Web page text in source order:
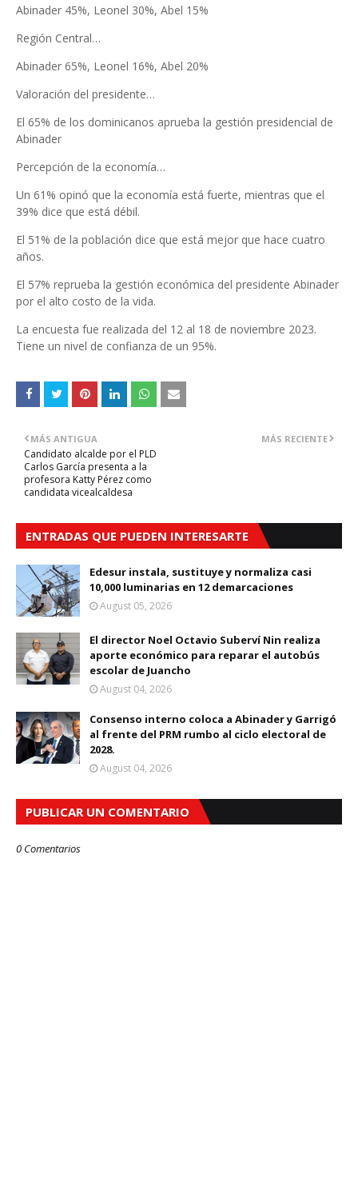
Abinader 45%, Leonel 30%, Abel 15%
Región Central…
Abinader 65%, Leonel 16%, Abel 20%
Valoración del presidente…
El 65% de los dominicanos aprueba la gestión presidencial de
Abinader
Percepción de la economía…
Un 61% opinó que la economía está fuerte, mientras que el
39% dice que está débil.
El 51% de la población dice que está mejor que hace cuatro
años.
El 57% reprueba la gestión económica del presidente Abinader
por el alto costo de la vida.
La encuesta fue realizada del 12 al 18 de noviembre 2023.
Tiene un nivel de confianza de un 95%.
MÁS RECIENTE
MÁS ANTIGUA
Candidato alcalde por el PLD
Carlos García presenta a la
profesora Katty Pérez como
candidata vicealcaldesa
ENTRADAS QUE PUEDEN INTERESARTE
Edesur instala, sustituye y normaliza casi
10,000 luminarias en 12 demarcaciones
August 05, 2026
El director Noel Octavio Suberví Nin realiza
aporte económico para reparar el autobús
escolar de Juancho
August 04, 2026
Consenso interno coloca a Abinader y Garrigó
al frente del PRM rumbo al ciclo electoral de
2028.
August 04, 2026
PUBLICAR UN COMENTARIO
0 Comentarios